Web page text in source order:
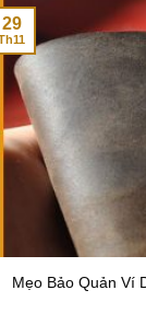
Mẹo Bảo Quản Ví
29